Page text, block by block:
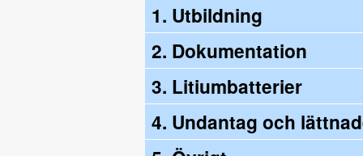
1. Utbildning
2. Dokumentation
3. Litiumbatterier
4. Undantag och